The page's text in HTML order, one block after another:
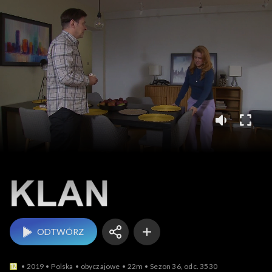
Klan
ODTWÓRZ
2019 Polska obyczajowe 22m Sezon 36, odc. 3530